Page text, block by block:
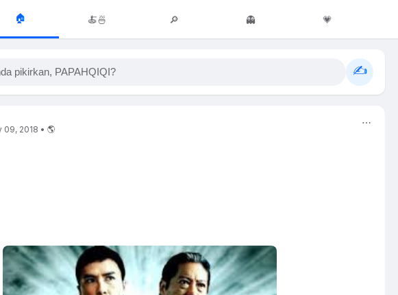
🏠 🍝🍜 🔎 👻 💗
pikirkan, PAPAHQIQI? ✍️
2018 • 🌎
⋯